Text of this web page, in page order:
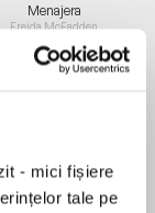
- mici fișiere
tale pe
Menajera
Freida McFadden